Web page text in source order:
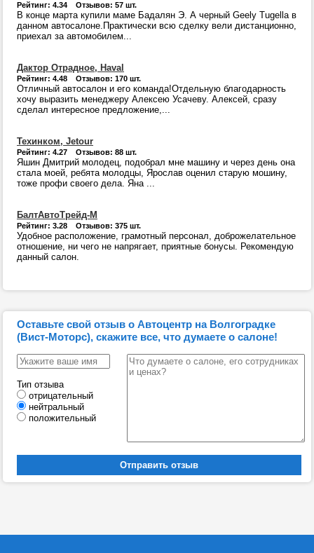
Рейтинг: 4.34 Отзывов: 57 шт.
В конце марта купили маме Бадалян Э. А черный Geely Tugella в
данном автосалоне.Практически всю сделку вели дистанционно,
приехал за автомобилем...
Дактор Отрадное, Haval
Рейтинг: 4.48 Отзывов: 170 шт.
Отличный автосалон и его команда!Отдельную благодарность
хочу выразить менеджеру Алексею Усачеву. Алексей, сразу
сделал интересное предложение,...
Техинком, Jetour
Рейтинг: 4.27 Отзывов: 88 шт.
Яшин Дмитрий молодец, подобрал мне машину и через день она
стала моей, ребята молодцы, Ярослав оценил старую мошину,
тоже профи своего дела. Яна ...
БалтАвтоТрейд-М
Рейтинг: 3.28 Отзывов: 375 шт.
Удобное расположение, грамотный персонал, доброжелательное
отношение, ни чего не напрягает, приятные бонусы. Рекомендую
данный салон.
Оставьте свой отзыв о Автоцентр на Волгоградке
(Вист-Моторс), скажите все, что думаете о салоне!
Тип отзыва
отрицательный
нейтральный
положительный